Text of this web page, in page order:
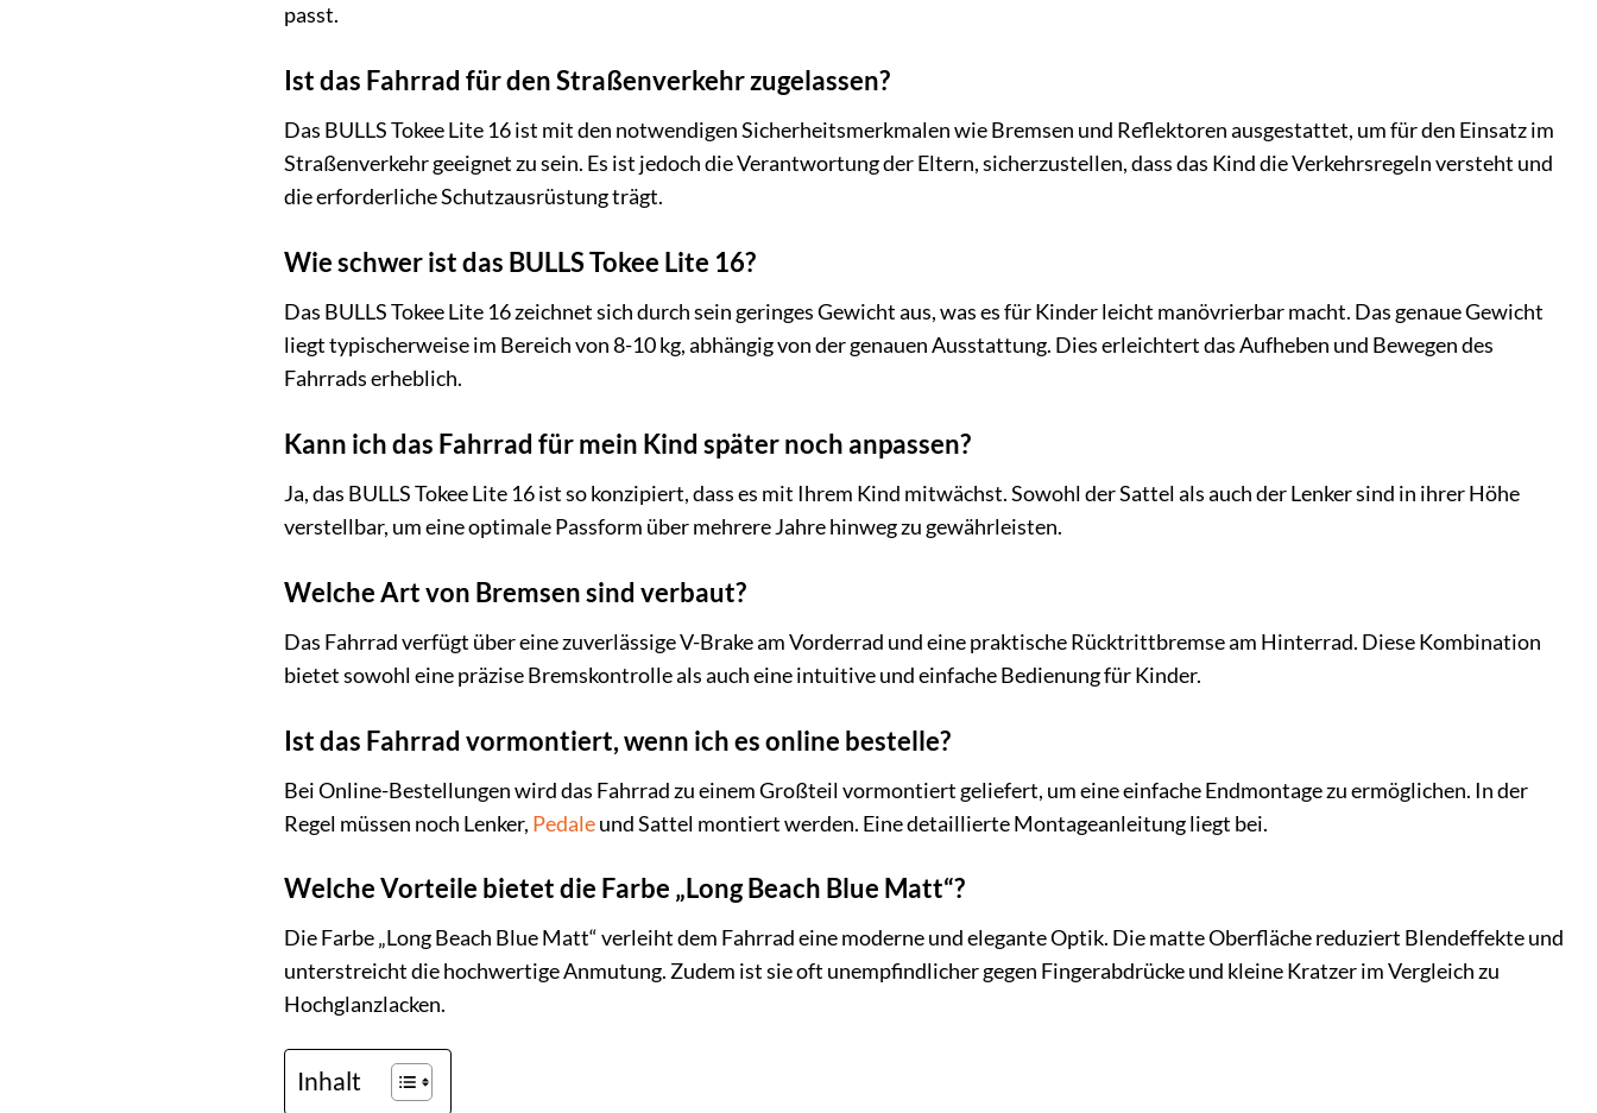
passt.
Ist das Fahrrad für den Straßenverkehr zugelassen?
Das BULLS Tokee Lite 16 ist mit den notwendigen Sicherheitsmerkmalen wie Bremsen und Reflektoren ausgestattet, um für den Einsatz im
Straßenverkehr geeignet zu sein. Es ist jedoch die Verantwortung der Eltern, sicherzustellen, dass das Kind die Verkehrsregeln versteht und
die erforderliche Schutzausrüstung trägt.
Wie schwer ist das BULLS Tokee Lite 16?
Das BULLS Tokee Lite 16 zeichnet sich durch sein geringes Gewicht aus, was es für Kinder leicht manövrierbar macht. Das genaue Gewicht
liegt typischerweise im Bereich von 8-10 kg, abhängig von der genauen Ausstattung. Dies erleichtert das Aufheben und Bewegen des
Fahrrads erheblich.
Kann ich das Fahrrad für mein Kind später noch anpassen?
Ja, das BULLS Tokee Lite 16 ist so konzipiert, dass es mit Ihrem Kind mitwächst. Sowohl der Sattel als auch der Lenker sind in ihrer Höhe
verstellbar, um eine optimale Passform über mehrere Jahre hinweg zu gewährleisten.
Welche Art von Bremsen sind verbaut?
Das Fahrrad verfügt über eine zuverlässige V-Brake am Vorderrad und eine praktische Rücktrittbremse am Hinterrad. Diese Kombination
bietet sowohl eine präzise Bremskontrolle als auch eine intuitive und einfache Bedienung für Kinder.
Ist das Fahrrad vormontiert, wenn ich es online bestelle?
Bei Online-Bestellungen wird das Fahrrad zu einem Großteil vormontiert geliefert, um eine einfache Endmontage zu ermöglichen. In der
Regel müssen noch Lenker, Pedaleund Sattel montiert werden. Eine detaillierte Montageanleitung liegt bei.
Welche Vorteile bietet die Farbe „Long Beach Blue Matt“?
Die Farbe „Long Beach Blue Matt“ verleiht dem Fahrrad eine moderne und elegante Optik. Die matte Oberfläche reduziert Blendeffekte und
unterstreicht die hochwertige Anmutung. Zudem ist sie oft unempfindlicher gegen Fingerabdrücke und kleine Kratzer im Vergleich zu
Hochglanzlacken.
Inhalt